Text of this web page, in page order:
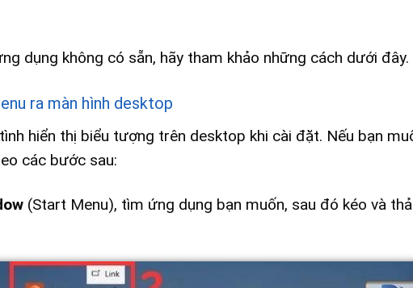
dụng không có sẵn, hãy tham khảo những cách dưới đây.
ra màn hình desktop
hiển thị biểu tượng trên desktop khi cài đặt. Nếu bạn
các bước sau:
(Start Menu), tìm ứng dụng bạn muốn, sau đó kéo và